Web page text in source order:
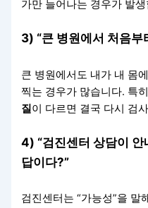
가만 늘어나는 경우가 발
3) “큰 병원에서 처음
큰 병원에서도 내가 내 몸
찍는 경우가 많습니다. 특
질이 다르면 결국 다시 검
4) “검진센터 상담이 안
답이다?”
검진센터는 “가능성”을 말